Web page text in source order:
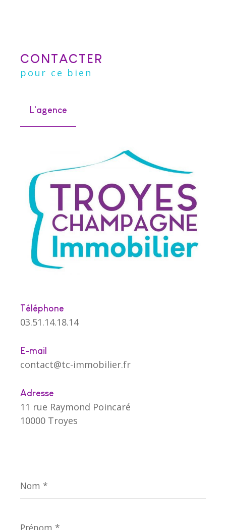
CONTACTER
pour ce bien
L'agence
Téléphone
03.51.14.18.14
E-mail
contact@tc-immobilier.fr
Adresse
11 rue Raymond Poincaré
10000 Troyes
*
*